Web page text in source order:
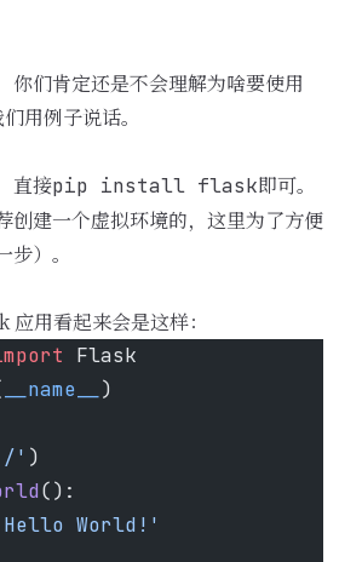
你们肯定还是不会理解为啥要使用
用例子说话。
直接pip install flask即可。
创建一个虚拟环境的，这里为了方便
）。
用看起来会是这样：
Flask
__name__ )
' )
():
World!'